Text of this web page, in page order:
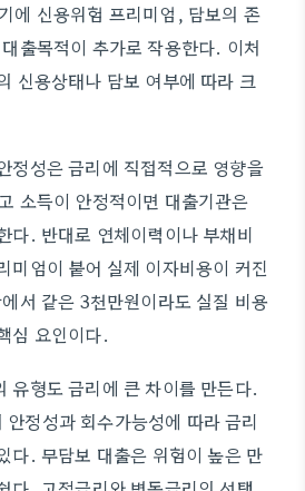
에 신용위험 프리미엄, 담보의 존
출목적이 추가로 작용한다. 이처
신용상태나 담보 여부에 따라 크
정성은 금리에 직접적으로 영향을
소득이 안정적이면 대출기관은
다. 반대로 연체이력이나 부채비
미엄이 붙어 실제 이자비용이 커진
서 같은 3천만원이라도 실질 비용
심 요인이다.
유형도 금리에 큰 차이를 만든다.
정성과 회수가능성에 따라 금리
다. 무담보 대출은 위험이 높은 만